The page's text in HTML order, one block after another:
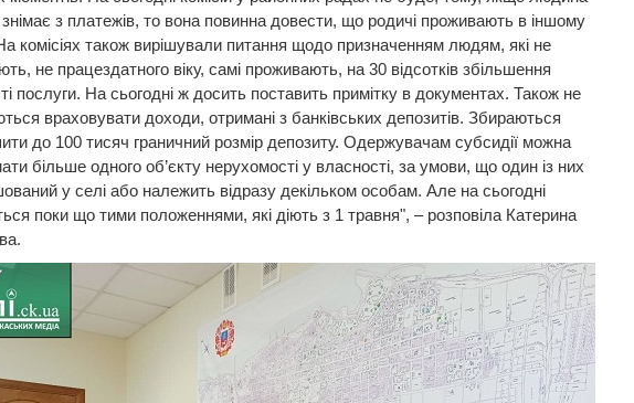
знімає з платежів, то вона повинна довести, що родичі проживають в іншому
комісіях також вирішували питання щодо призначенням людям, які не
не працездатного віку, самі проживають, на 30 відсотків збільшення
послуги. На сьогодні ж досить поставить примітку в документах. Також не
враховувати доходи, отримані з банківських депозитів. Збираються
до 100 тисяч граничний розмір депозиту. Одержувачам субсидії можна
більше одного об’єкту нерухомості у власності, за умови, що один із них
у селі або належить відразу декільком особам. Але на сьогодні
поки що тими положеннями, які діють з 1 травня", – розповіла Катерина